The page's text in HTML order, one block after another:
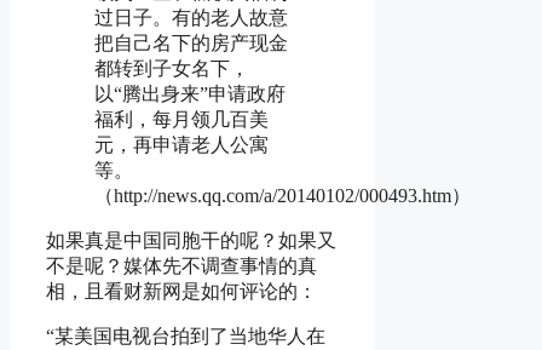
过日子。有的老人故意
把自己名下的房产现金
都转到子女名下，
以“腾出身来”申请政府
福利，每月领几百美
元，再申请老人公寓
等。
（http://news.qq.com/a/20140102/000493.htm）
如果真是中国同胞干的呢？如果又
不是呢？媒体先不调查事情的真
相，且看财新网是如何评论的：
“某美国电视台拍到了当地华人在